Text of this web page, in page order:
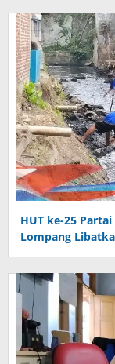
HUT ke-25
Lompang